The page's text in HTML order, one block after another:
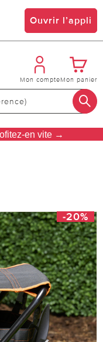
Ouvrir l’appli
Mon compteMon panier
en vite →
-20%